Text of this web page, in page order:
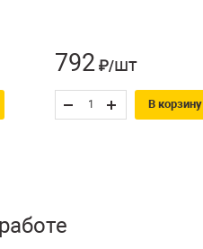
792 ₽/шт
В корзину